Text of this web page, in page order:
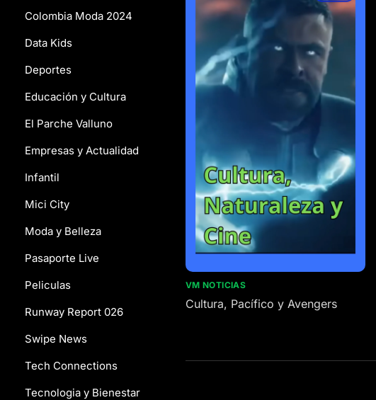
Colombia Moda 2024
Data Kids
Deportes
Educación y Cultura
El Parche Valluno
Empresas y Actualidad
Infantil
Mici City
Moda y Belleza
Pasaporte Live
Peliculas
Runway Report 026
Swipe News
Tech Connections
Tecnologia y Bienestar
VM NOTICIAS
Cultura, Pacífico y Avengers